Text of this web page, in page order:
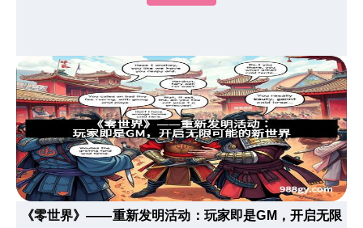
《零世界》——重新发明活动：玩家即是GM，开启无限